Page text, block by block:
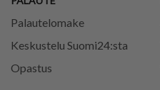
Palautelomake
Keskustelu Suomi24:sta
Opastus